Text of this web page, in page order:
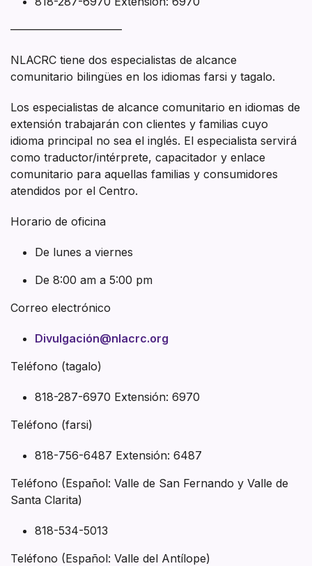
——————————
NLACRC tiene dos especialistas de alcance
comunitario bilingües en los idiomas farsi y tagalo.
Los especialistas de alcance comunitario en idiomas de
extensión trabajarán con clientes y familias cuyo
idioma principal no sea el inglés. El especialista servirá
como traductor/intérprete, capacitador y enlace
comunitario para aquellas familias y consumidores
atendidos por el Centro.
Horario de oficina
De lunes a viernes
De 8:00 am a 5:00 pm
Correo electrónico
Divulgación@nlacrc.org
Teléfono (tagalo)
818-287-6970 Extensión: 6970
Teléfono (farsi)
818-756-6487 Extensión: 6487
Teléfono (Español: Valle de San Fernando y Valle de
Santa Clarita)
818-534-5013
Teléfono (Español: Valle del Antílope)